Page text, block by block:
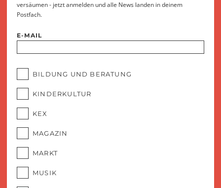
versäumen - jetzt anmelden und alle News landen in deinem
Postfach.
E-MAIL
BILDUNG UND BERATUNG
KINDERKULTUR
KEX
MAGAZIN
MARKT
MUSIK